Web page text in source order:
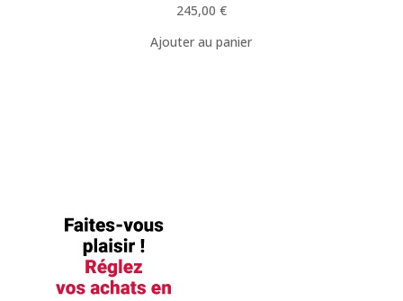
245,00 €
Ajouter au panier